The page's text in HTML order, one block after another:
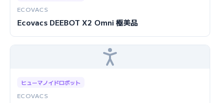
ECOVACS
Ecovacs DEEBOT X2 Omni 極美品
ヒューマノイドロボット
ECOVACS